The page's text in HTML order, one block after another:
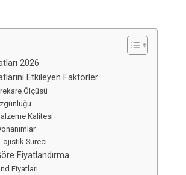
2026
Etkileyen Faktörler
Ölçüsü
Kalitesi
Süreci
Fiyatlandırma
Fiyatları